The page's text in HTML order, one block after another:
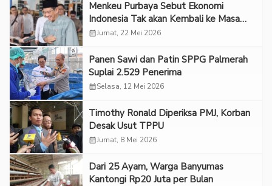
Menkeu Purbaya Sebut Ekonomi
Indonesia Tak akan Kembali ke Masa
Krisis 1998
calendar_monthJumat, 22 Mei 2026
Panen Sawi dan Patin SPPG Palmerah
Suplai 2.529 Penerima
calendar_monthSelasa, 12 Mei 2026
Timothy Ronald Diperiksa PMJ, Korban
Desak Usut TPPU
calendar_monthJumat, 8 Mei 2026
Dari 25 Ayam, Warga Banyumas
Kantongi Rp20 Juta per Bulan